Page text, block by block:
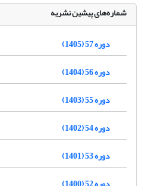
شماره‌های پیشین نشریه
دوره 57 (1405)
دوره 56 (1404)
دوره 55 (1403)
دوره 54 (1402)
دوره 53 (1401)